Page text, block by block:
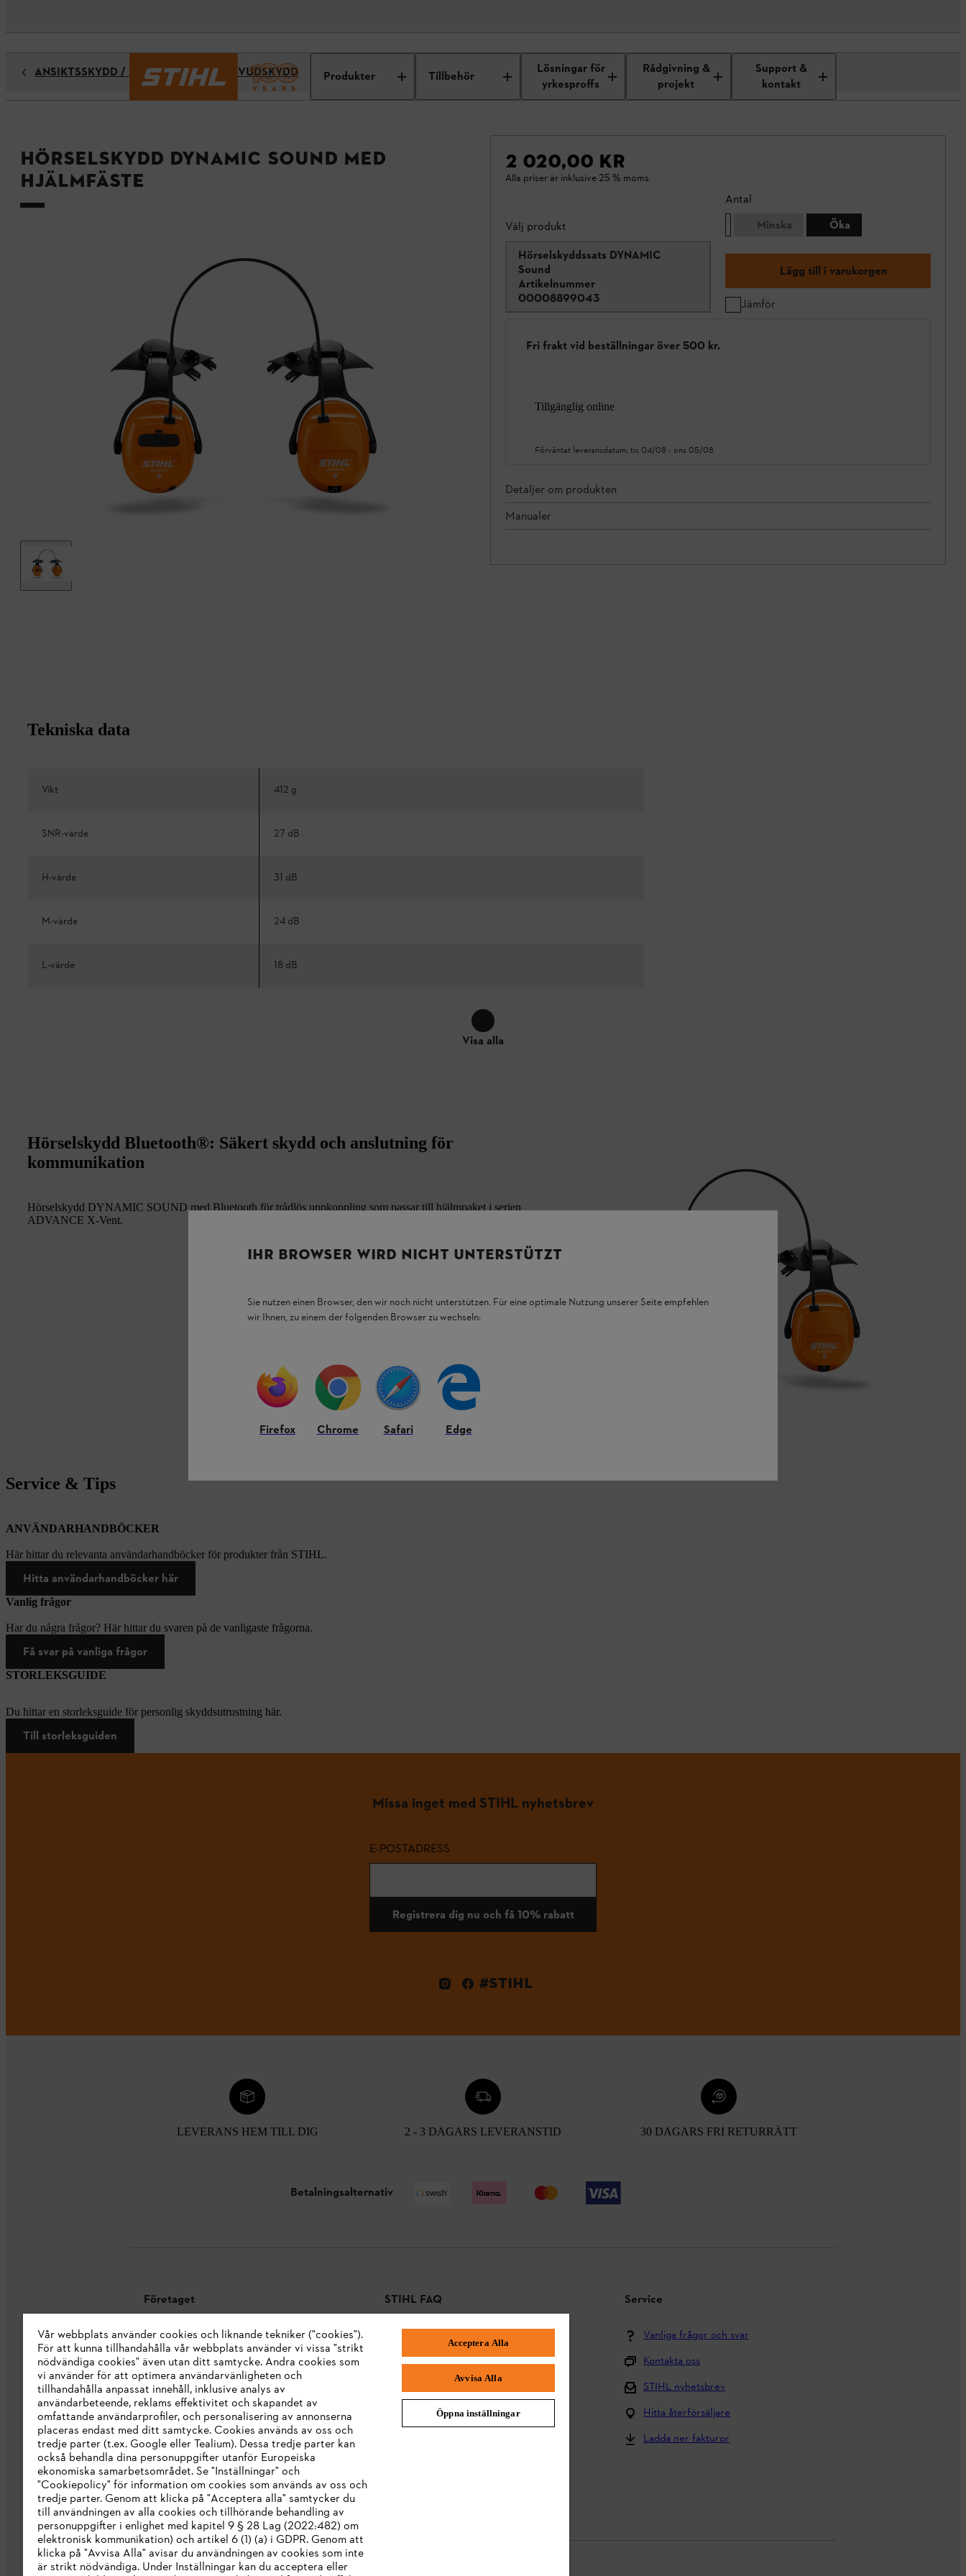
Produkter Tillbehör
Lösningar för
yrkesproffs
Rådgivning &
projekt
Support &
kontakt
ANSIKTSSKYDD / HÖRSELSKYDD / HUVUDSKYDD
Hörselskydd DYNAMIC SOUND med
hjälmfäste
2 020,00 KR
Alla priser är inklusive 25 % moms.
Välj produkt
Hörselskyddssats DYNAMIC
Sound
Artikelnummer
00008899043
Antal
Minska
Öka
Lägg till i varukorgen
Jämför
Fri frakt vid beställningar över 500 kr.
Tillgänglig online
Förväntat leveransdatum: tis 04/08 - ons 05/08
Detaljer om produkten
Manualer
Tekniska data
Vikt 412 g
SNR-värde 27 dB
H-värde 31 dB
M-värde 24 dB
L-värde 18 dB
Visa alla
Hörselskydd Bluetooth®: Säkert skydd och anslutning för
kommunikation
Hörselskydd DYNAMIC SOUND med Bluetooth för trådlös uppkoppling som passar till hjälmpaket i serien
ADVANCE X-Vent.
Service & Tips
ANVÄNDARHANDBÖCKER
Här hittar du relevanta användarhandböcker för produkter från STIHL.
Hitta användarhandböcker här
Vanlig frågor
Har du några frågor? Här hittar du svaren på de vanligaste frågorna.
Få svar på vanliga frågor
STORLEKSGUIDE
Du hittar en storleksguide för personlig skyddsutrustning här.
Till storleksguiden
Missa inget med STIHL nyhetsbrev
E-POSTADRESS
Registrera dig nu och få 10% rabatt
#STIHL
LEVERANS HEM TILL DIG 2 - 3 DAGARS LEVERANSTID 30 DAGARS FRI RETURRÄTT
Betalningsalternativ
Företaget
Om oss
STIHL Integrity Line
STIHL varumärkesbutik
Tillgänglighetsredogörelse
STIHL FAQ
Frakt och leverans
Reklamationer och garanti
Service
Vanliga frågor och svar
Kontakta oss
STIHL nyhetsbrev
Hitta återförsäljare
Ladda ner fakturor
IHR BROWSER WIRD NICHT UNTERSTÜTZT
Sie nutzen einen Browser, den wir noch nicht unterstützen. Für eine optimale Nutzung unserer Seite empfehlen
wir Ihnen, zu einem der folgenden Browser zu wechseln:
Firefox Chrome Safari Edge
Vår webbplats använder cookies och liknande tekniker ("cookies").
För att kunna tillhandahålla vår webbplats använder vi vissa "strikt
nödvändiga cookies" även utan ditt samtycke. Andra cookies som
vi använder för att optimera användarvänligheten och
tillhandahålla anpassat innehåll, inklusive analys av
användarbeteende, reklams effektivitet och skapandet av
omfattande användarprofiler, och personalisering av annonserna
placeras endast med ditt samtycke. Cookies används av oss och
tredje parter (t.ex. Google eller Tealium). Dessa tredje parter kan
också behandla dina personuppgifter utanför Europeiska
ekonomiska samarbetsområdet. Se "Inställningar" och
"Cookiepolicy" för information om cookies som används av oss och
tredje parter. Genom att klicka på "Acceptera alla" samtycker du
till användningen av alla cookies och tillhörande behandling av
personuppgifter i enlighet med kapitel 9 § 28 Lag (2022:482) om
elektronisk kommunikation) och artikel 6 (1) (a) i GDPR. Genom att
klicka på "Avvisa Alla" avisar du användningen av cookies som inte
är strikt nödvändiga. Under Inställningar kan du acceptera eller
Acceptera Alla
Avvisa Alla
Öppna inställningar